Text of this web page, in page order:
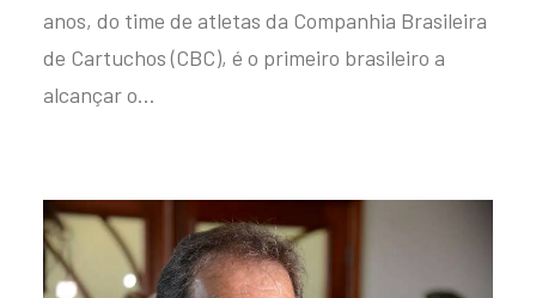
anos, do time de atletas da Companhia Brasileira
de Cartuchos (CBC), é o primeiro brasileiro a
alcançar o…